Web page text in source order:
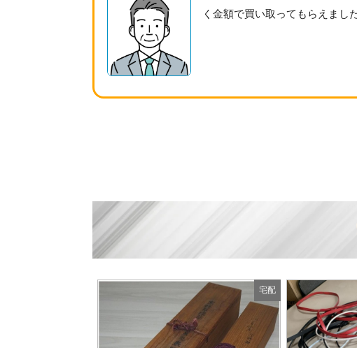
く金額で買い取ってもらえました
宅配